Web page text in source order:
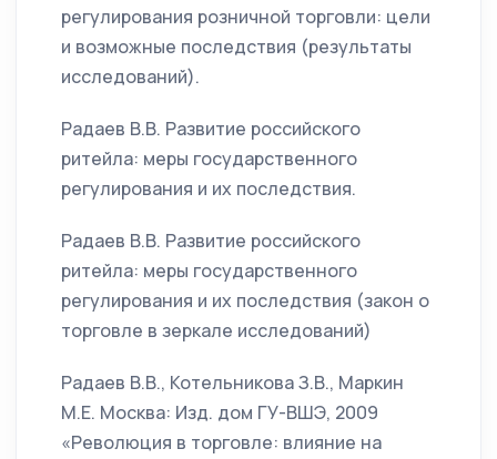
регулирования розничной торговли: цели
и возможные последствия (результаты
исследований).
Радаев В.В. Развитие российского
ритейла: меры государственного
регулирования и их последствия.
Радаев В.В. Развитие российского
ритейла: меры государственного
регулирования и их последствия (закон о
торговле в зеркале исследований)
Радаев В.В., Котельникова З.В., Маркин
М.Е. Москва: Изд. дом ГУ-ВШЭ, 2009
«Революция в торговле: влияние на